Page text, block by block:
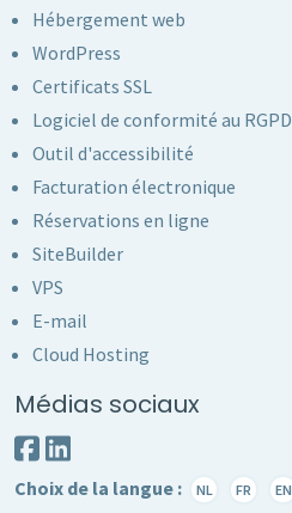
Hébergement web
WordPress
Certificats SSL
Logiciel de conformité au RGPD
Outil d'accessibilité
Facturation électronique
Réservations en ligne
SiteBuilder
VPS
E-mail
Cloud Hosting
Médias sociaux
Choix de la langue : NL FR EN